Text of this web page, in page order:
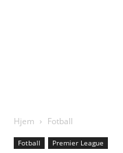
Hjem Fotball
Fotball Premier League